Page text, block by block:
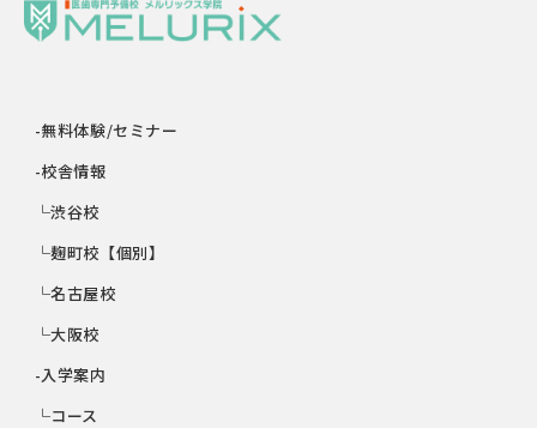
-無料体験/セミナー
-校舎情報
└渋谷校
└麹町校【個別】
└名古屋校
└大阪校
-入学案内
└コース